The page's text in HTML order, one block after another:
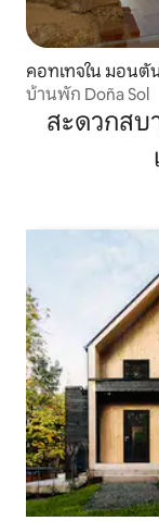
คอทเทจใน มอนตั
บ้านพัก Doña Sol
สะดวกสบ